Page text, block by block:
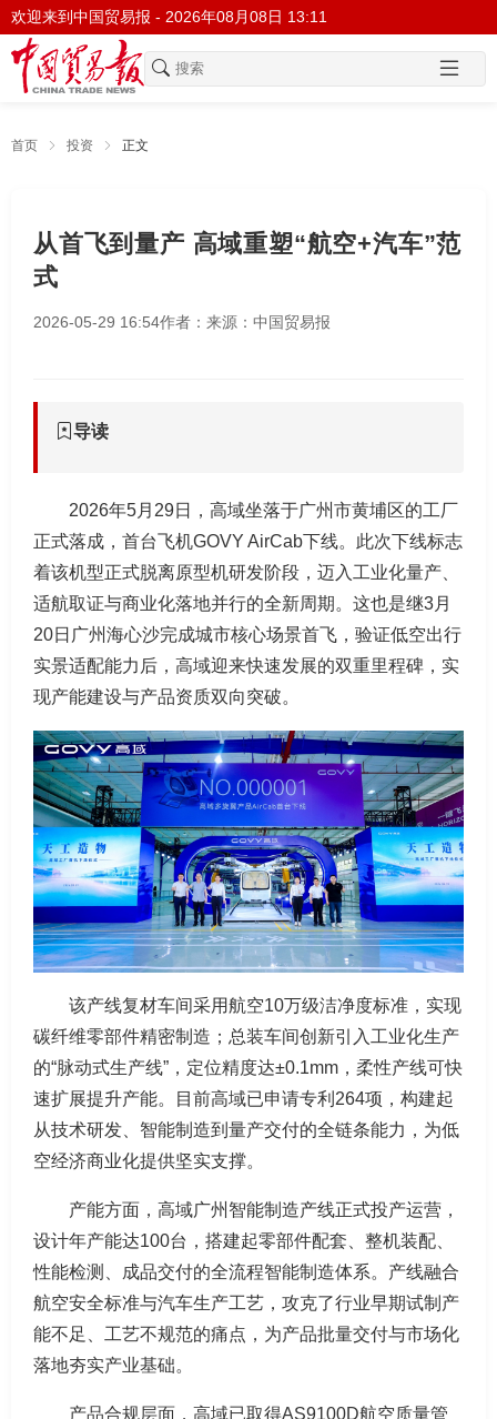
欢迎来到中国贸易报 - 2026年08月08日 13:11
首页 投资 正文
从首飞到量产 高域重塑“航空+汽车”范
式
2026-05-29 16:54作者： 来源：中国贸易报
导读
2026年5月29日，高域坐落于广州市黄埔区的工厂
正式落成，首台飞机GOVY AirCab下线。此次下线标志
着该机型正式脱离原型机研发阶段，迈入工业化量产、
适航取证与商业化落地并行的全新周期。这也是继3月
20日广州海心沙完成城市核心场景首飞，验证低空出行
实景适配能力后，高域迎来快速发展的双重里程碑，实
现产能建设与产品资质双向突破。
该产线复材车间采用航空10万级洁净度标准，实现
碳纤维零部件精密制造；总装车间创新引入工业化生产
的“脉动式生产线”，定位精度达±0.1mm，柔性产线可快
速扩展提升产能。目前高域已申请专利264项，构建起
从技术研发、智能制造到量产交付的全链条能力，为低
空经济商业化提供坚实支撑。
产能方面，高域广州智能制造产线正式投产运营，
设计年产能达100台，搭建起零部件配套、整机装配、
性能检测、成品交付的全流程智能制造体系。产线融合
航空安全标准与汽车生产工艺，攻克了行业早期试制产
能不足、工艺不规范的痛点，为产品批量交付与市场化
落地夯实产业基础。
产品合规层面，高域已取得AS9100D航空质量管